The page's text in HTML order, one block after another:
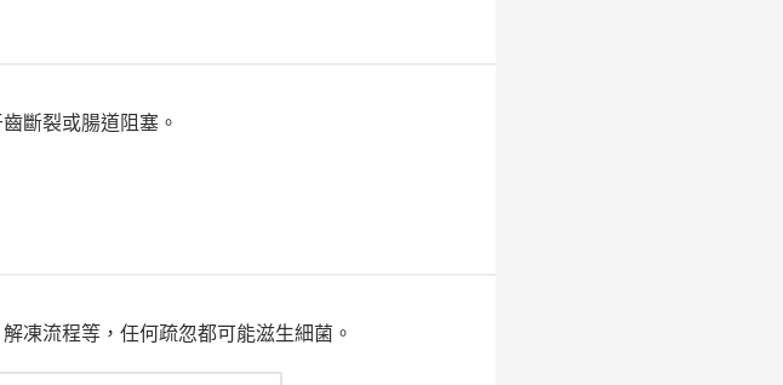
斷裂或腸道阻塞。
凍流程等，任何疏忽都可能滋生細菌。